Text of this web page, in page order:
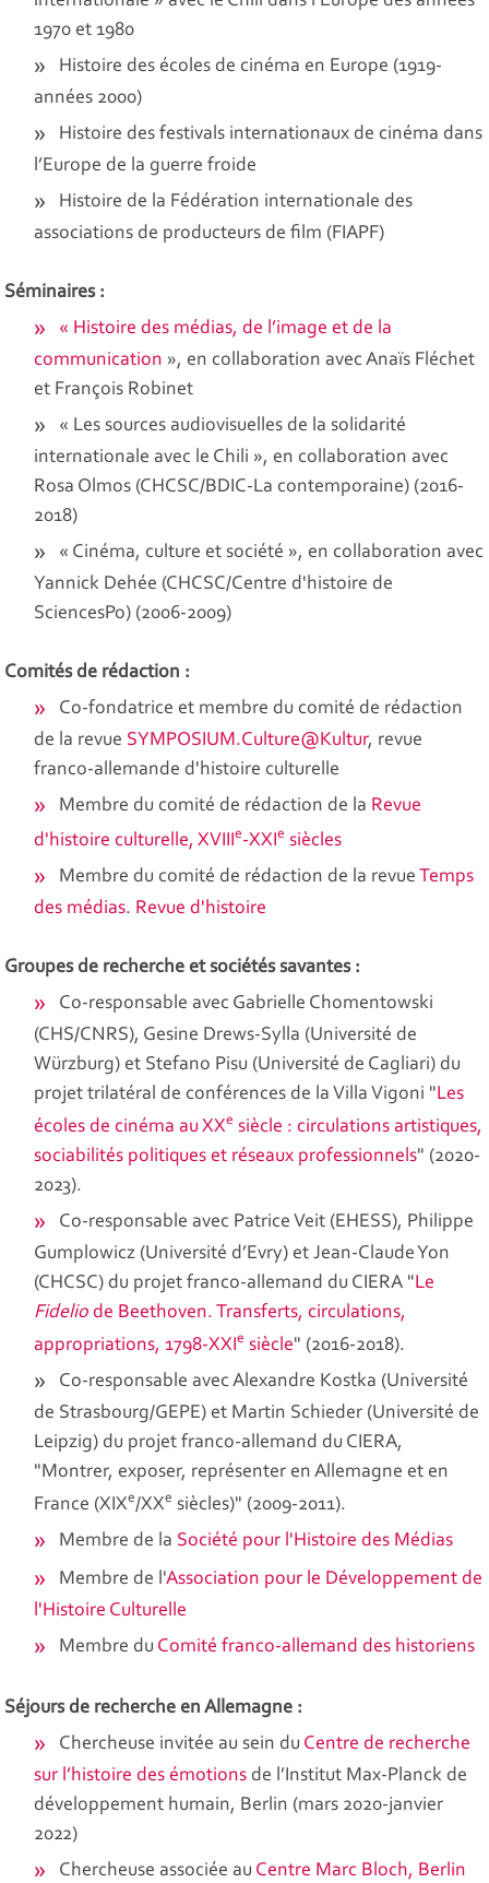
1970 et 1980
Histoire des écoles de cinéma en Europe (1919-
années 2000)
Histoire des festivals internationaux de cinéma dans
l’Europe de la guerre froide
Histoire de la Fédération internationale des
associations de producteurs de film (FIAPF)
Séminaires :
« Histoire des médias, de l’image et de la
communication », en collaboration avec Anaïs Fléchet
et François Robinet
« Les sources audiovisuelles de la solidarité
internationale avec le Chili », en collaboration avec
Rosa Olmos (CHCSC/BDIC-La contemporaine) (2016-
2018)
« Cinéma, culture et société », en collaboration avec
Yannick Dehée (CHCSC/Centre d'histoire de
SciencesPo) (2006-2009)
Comités de rédaction :
Co-fondatrice et membre du comité de rédaction
de la revue SYMPOSIUM.Culture@Kultur, revue
franco-allemande d'histoire culturelle
Membre du comité de rédaction de la Revue
d'histoire culturelle, XVIIIe-XXIe siècles
Membre du comité de rédaction de la revue Temps
des médias. Revue d'histoire
Groupes de recherche et sociétés savantes :
Co-responsable avec Gabrielle Chomentowski
(CHS/CNRS), Gesine Drews-Sylla (Université de
Würzburg) et Stefano Pisu (Université de Cagliari) du
projet trilatéral de conférences de la Villa Vigoni "Les
écoles de cinéma au XXe siècle : circulations artistiques,
sociabilités politiques et réseaux professionnels" (2020-
2023).
Co-responsable avec Patrice Veit (EHESS), Philippe
Gumplowicz (Université d’Evry) et Jean-Claude Yon
(CHCSC) du projet franco-allemand du CIERA "Le
Fideliode Beethoven. Transferts, circulations,
appropriations, 1798-XXIe siècle" (2016-2018).
Co-responsable avec Alexandre Kostka (Université
de Strasbourg/GEPE) et Martin Schieder (Université de
Leipzig) du projet franco-allemand du CIERA,
"Montrer, exposer, représenter en Allemagne et en
France (XIXe/XXe siècles)" (2009-2011).
Membre de la Société pour l'Histoire des Médias
Membre de l'Association pour le Développement de
l'Histoire Culturelle
Membre du Comité franco-allemand des historiens
Séjours de recherche en Allemagne :
Chercheuse invitée au sein du Centre de recherche
sur l’histoire des émotions de l’Institut Max-Planck de
développement humain, Berlin (mars 2020-janvier
2022)
Chercheuse associée au Centre Marc Bloch, Berlin